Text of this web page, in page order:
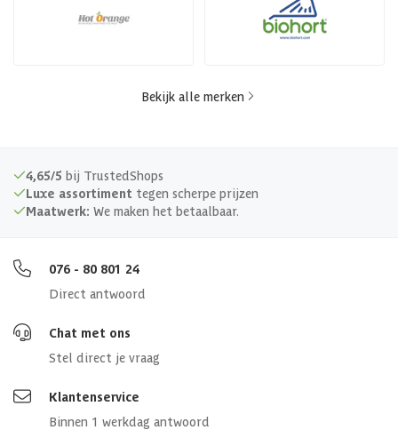
Bekijk alle merken
4,65/5 bij TrustedShops
Luxe assortiment tegen scherpe prijzen
Maatwerk: We maken het betaalbaar.
076 - 80 801 24
Direct antwoord
Chat met ons
Stel direct je vraag
Klantenservice
Binnen 1 werkdag antwoord